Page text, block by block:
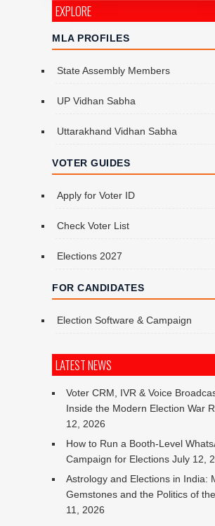
EXPLORE
MLA PROFILES
State Assembly Members
UP Vidhan Sabha
Uttarakhand Vidhan Sabha
VOTER GUIDES
Apply for Voter ID
Check Voter List
Elections 2027
FOR CANDIDATES
Election Software & Campaign
LATEST NEWS
Voter CRM, IVR & Voice
Inside the Modern Election War
12, 2026
How to Run a Booth-Level
Campaign for Elections July 12,
Astrology and Elections in India:
Gemstones and the Politics of
11, 2026